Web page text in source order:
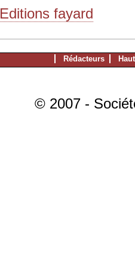
Editions fayard
Rédacteurs
© 2007 -